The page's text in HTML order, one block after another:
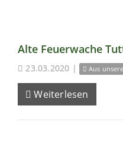
Alte Feuerwache
23.03.2020 | Aus
Weiterlesen